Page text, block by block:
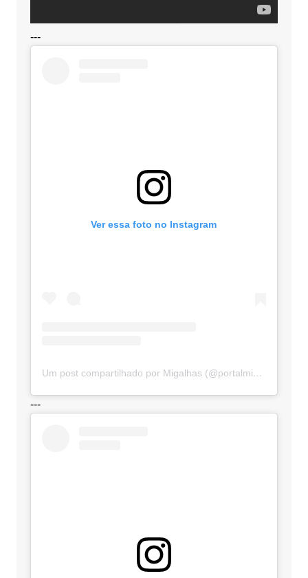
---
Ver essa foto no Instagram
Um post compartilhado por Migalhas (@portalmigalhas)
---